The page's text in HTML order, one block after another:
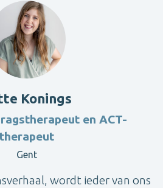
Konings
en ACT-
therapeut
Gent
wordt ieder van ons